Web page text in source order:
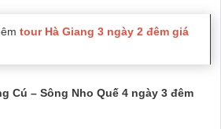
tour Hà Giang 3 ngày 2 đêm giá
Cú – Sông Nho Quế 4 ngày 3 đêm